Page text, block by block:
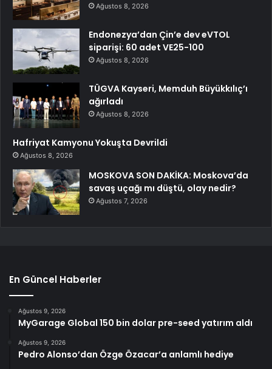
Ağustos 8, 2026
Endonezya’dan Çin’e dev eVTOL
siparişi: 60 adet VE25-100
Ağustos 8, 2026
TÜGVA Kayseri, Memduh Büyükkılıç’ı
ağırladı
Ağustos 8, 2026
Hafriyat Kamyonu Yokuşta Devrildi
Ağustos 8, 2026
MOSKOVA SON DAKİKA: Moskova’da
savaş uçağı mı düştü, olay nedir?
Ağustos 7, 2026
En Güncel Haberler
Ağustos 9, 2026
MyGarage Global 150 bin dolar pre-seed yatırım aldı
Ağustos 9, 2026
Pedro Alonso’dan Özge Özacar’a anlamlı hediye